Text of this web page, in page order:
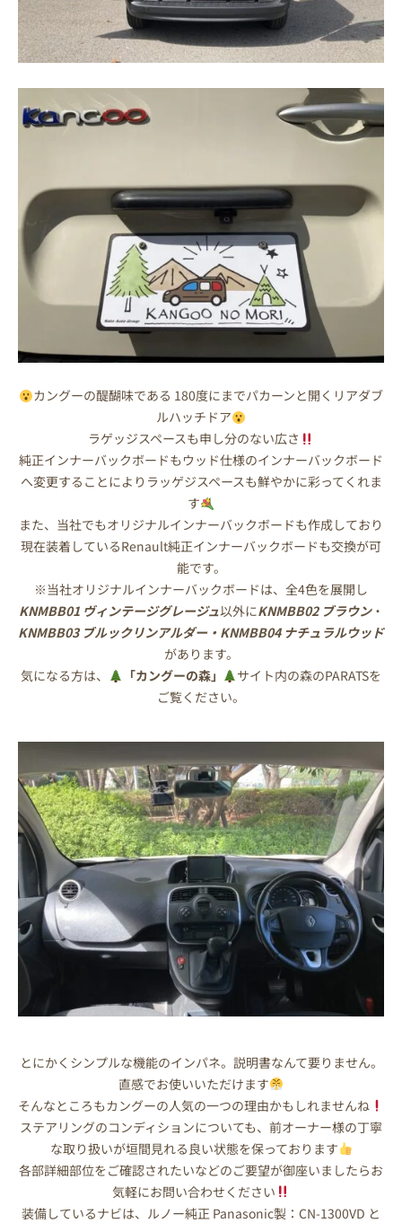
カングーの醍醐味である 180度にまでパカーンと開くリアダブ
ルハッチドア
ラゲッジスペースも申し分のない広さ
純正インナーバックボードもウッド仕様のインナーバックボード
へ変更することによりラッゲジスペースも鮮やかに彩ってくれま
す
また、当社でもオリジナルインナーバックボードも作成しており
現在装着しているRenault純正インナーバックボードも交換が可
能です。
※当社オリジナルインナーバックボードは、全4色を展開し
KNMBB01 ヴィンテージグレージュ以外にKNMBB02 ブラウン・
KNMBB03 ブルックリンアルダー・KNMBB04 ナチュラルウッド
があります。
気になる方は、
「カングーの森」
サイト内の森のPARATSを
ご覧ください。
とにかくシンプルな機能のインパネ。説明書なんて要りません。
直感でお使いいただけます
そんなところもカングーの人気の一つの理由かもしれませんね
ステアリングのコンディションについても、前オーナー様の丁寧
な取り扱いが垣間見れる良い状態を保っております
各部詳細部位をご確認されたいなどのご要望が御座いましたらお
気軽にお問い合わせください
装備しているナビは、ルノー純正 Panasonic製：CN-1300VD と